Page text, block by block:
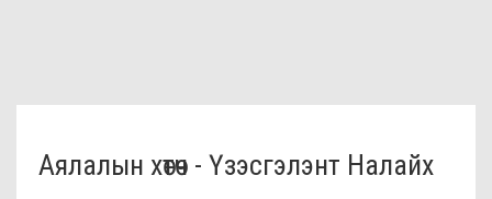
Аялалын хөтөч - Үзэсгэлэнт Налайх